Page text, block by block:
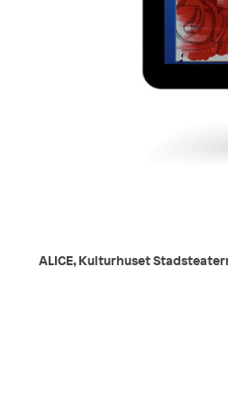
ALICE, Kulturhuset